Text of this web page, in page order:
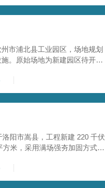
市浦北县工业园区，场地规划
。原始场地为新建园区待开发
开裂、墙体变形等质量问题，
阳市嵩县，工程新建 220 千伏
米，采用满场强夯加固方式改
本项目是嵩县重要电力基础设